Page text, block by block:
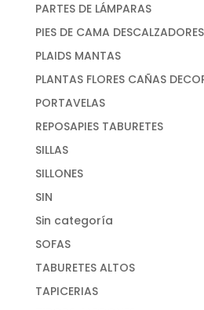
PARTES DE LÁMPARAS
PIES DE CAMA DESCALZADORES
PLAIDS MANTAS
PLANTAS FLORES CAÑAS
PORTAVELAS
REPOSAPIES TABURETES
SILLAS
SILLONES
SIN
Sin categoría
SOFAS
TABURETES ALTOS
TAPICERIAS